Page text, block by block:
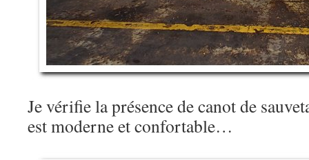
Je vérifie la présence de canot de
est moderne et confortable…